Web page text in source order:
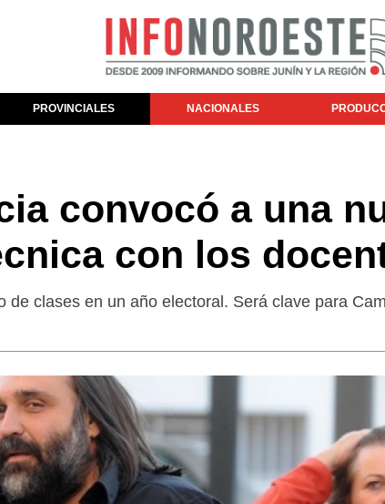
PROVINCIALES NACIONALES
convocó a una
con los
de clases en un año electoral. Será clave para